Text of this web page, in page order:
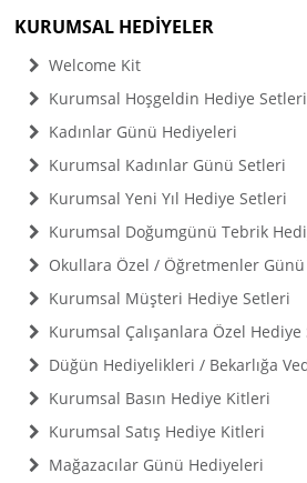
KURUMSAL HEDİYELER
Welcome Kit
Kurumsal Hoşgeldin Hediye Setleri
Kadınlar Günü Hediyeleri
Kurumsal Kadınlar Günü Setleri
Kurumsal Yeni Yıl Hediye Setleri
Kurumsal Doğumgünü Tebrik
Okullara Özel / Öğretmenler
Kurumsal Müşteri Hediye Setleri
Kurumsal Çalışanlara Özel Hediye
Düğün Hediyelikleri / Bekarlığa
Kurumsal Basın Hediye Kitleri
Kurumsal Satış Hediye Kitleri
Mağazacılar Günü Hediyeleri